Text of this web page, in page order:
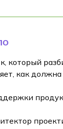
который
как